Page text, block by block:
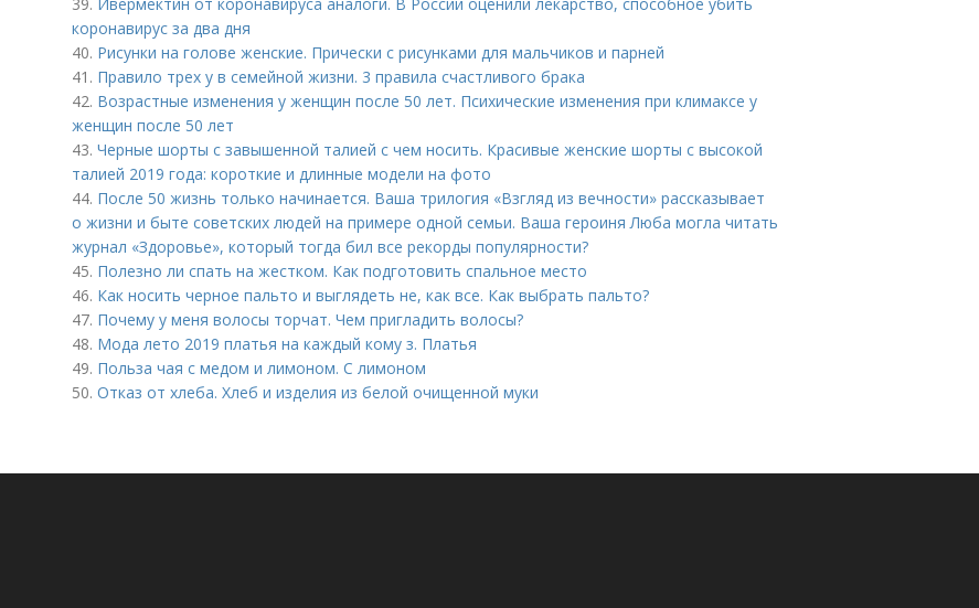
коронавирус за два дня
40. Рисунки на голове женские. Прически с рисунками для мальчиков и парней
41. Правило трех у в семейной жизни. 3 правила счастливого брака
42. Возрастные изменения у женщин после 50 лет. Психические изменения при климаксе у
женщин после 50 лет
43. Черные шорты с завышенной талией с чем носить. Красивые женские шорты с высокой
талией 2019 года: короткие и длинные модели на фото
44. После 50 жизнь только начинается. Ваша трилогия «Взгляд из вечности» рассказывает
о жизни и быте советских людей на примере одной семьи. Ваша героиня Люба могла читать
журнал «Здоровье», который тогда бил все рекорды популярности?
45. Полезно ли спать на жестком. Как подготовить спальное место
46. Как носить черное пальто и выглядеть не, как все. Как выбрать пальто?
47. Почему у меня волосы торчат. Чем пригладить волосы?
48. Мода лето 2019 платья на каждый кому з. Платья
49. Польза чая с медом и лимоном. С лимоном
50. Отказ от хлеба. Хлеб и изделия из белой очищенной муки